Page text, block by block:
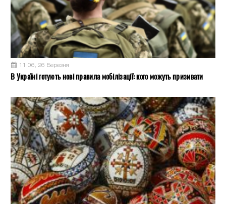
11:06, 26 Березня
В Україні готують нові правила мобілізації: кого можуть призивати